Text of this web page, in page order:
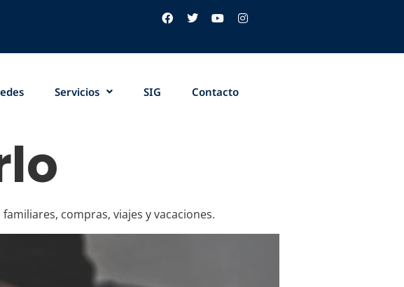
Servicios SIG Contacto
compras, viajes y vacaciones.